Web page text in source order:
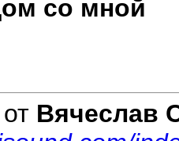
со мной
Вячеслав